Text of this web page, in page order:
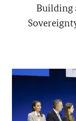
Building